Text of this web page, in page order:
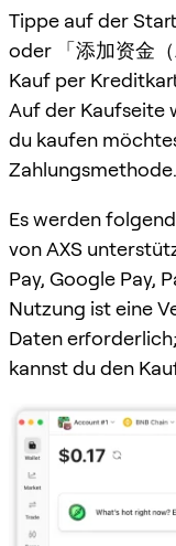
Tippe auf der
oder 「添加资金
Kauf per
Auf der Kaufseite
du kaufen
Zahlungsmethode.
Es werden
von AXS
Pay, Google Pay,
Nutzung ist eine
Daten
kannst du den